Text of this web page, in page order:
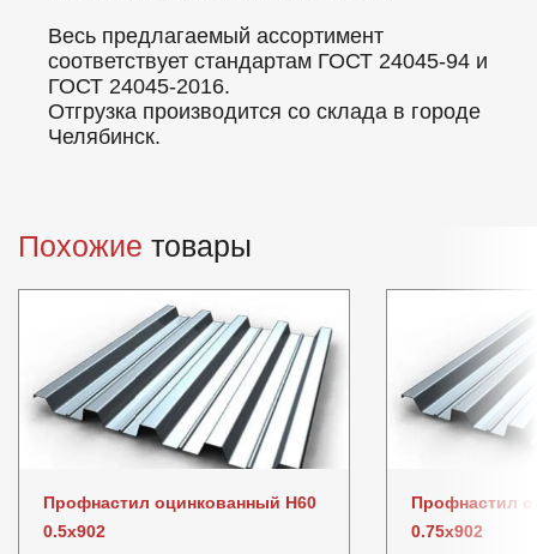
Весь предлагаемый ассортимент
соответствует стандартам ГОСТ 24045-94 и
ГОСТ 24045-2016.
Отгрузка производится со склада в городе
Челябинск.
Похожие товары
Профнастил оцинкованный Н60
0.5x902
Профнастил
0.75x902